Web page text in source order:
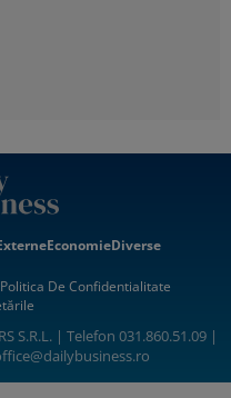
EconomieDiverse
Politica De Confidentialitate
S.R.L. | Telefon 031.860.51.09 |